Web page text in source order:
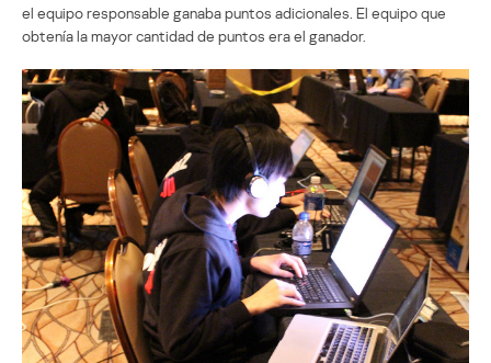
el equipo responsable ganaba puntos adicionales. El equipo que
obtenía la mayor cantidad de puntos era el ganador.